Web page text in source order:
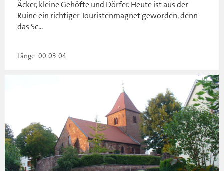
Äcker, kleine Gehöfte und Dörfer. Heute ist aus der
Ruine ein richtiger Touristenmagnet geworden, denn
das Sc...
Länge: 00:03:04